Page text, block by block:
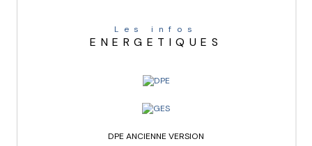
Les infos
ENERGETIQUES
DPE ANCIENNE VERSION